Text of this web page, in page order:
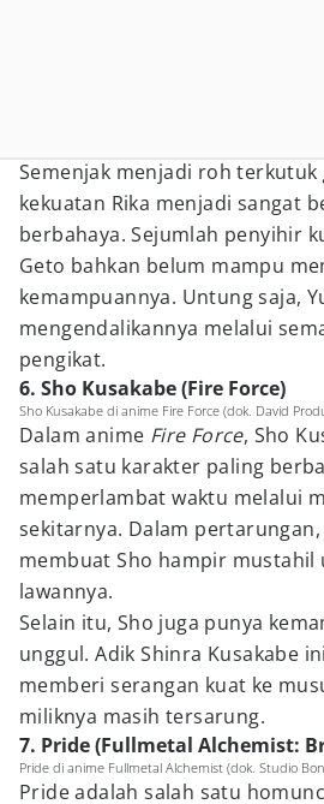
Semenjak menjadi roh terkutuk
kekuatan Rika menjadi sangat
berbahaya. Sejumlah penyihir
Geto bahkan belum mampu
kemampuannya. Untung saja,
mengendalikannya melalui
pengikat.
6. Sho Kusakabe (Fire Force)
Sho Kusakabe di anime Fire Force (dok. David
Dalam anime Fire Force, Sho
salah satu karakter paling
memperlambat waktu melalui
sekitarnya. Dalam
membuat Sho hampir mustahil
lawannya.
Selain itu, Sho juga punya
unggul. Adik Shinra Kusakabe
memberi serangan kuat ke
miliknya masih tersarung.
7. Pride (Fullmetal Alchemist:
Pride di anime Fullmetal Alchemist (dok. Studio
Pride adalah salah satu